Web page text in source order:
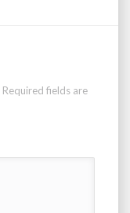
Required fields are